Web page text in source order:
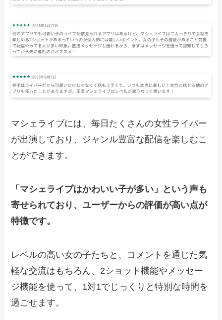
マシェライブには、毎日たくさんの女性ライバー
が出演しており、ジャンル豊富な配信を楽しむこ
とができます。
「マシェライブはかわいい子が多い」という声も
寄せられており、ユーザーからの評価が高い点が
特徴です。
レベルの高い女の子たちと、コメントを通じた気
軽な交流はもちろん、2ショット機能やメッセー
ジ機能を使って、1対1でじっくりと特別な時間を
過ごせます。